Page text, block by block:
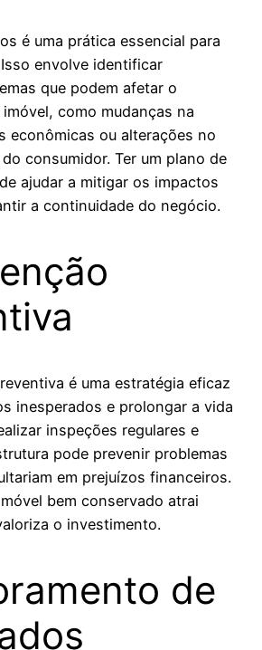
é uma prática essencial para
envolve identificar
que podem afetar o
como mudanças na
econômicas ou alterações no
consumidor. Ter um plano de
ajudar a mitigar os impactos
a continuidade do negócio.
é uma estratégia eficaz
inesperados e prolongar a vida
inspeções regulares e
pode prevenir problemas
em prejuízos financeiros.
bem conservado atrai
o investimento.
de